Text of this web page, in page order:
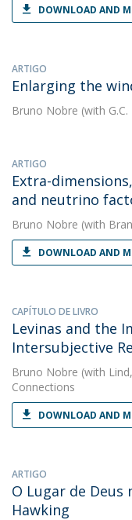
DOWNLOAD AND
ARTIGO
Enlarging the
Bruno Nobre (with
ARTIGO
Extra-
and neutrino
Bruno Nobre (with
DOWNLOAD AND
CAPÍTULO DE LIVRO
Levinas and the
Intersubjective
Bruno Nobre (with
Connections
DOWNLOAD AND
ARTIGO
O Lugar de Deus
Hawking